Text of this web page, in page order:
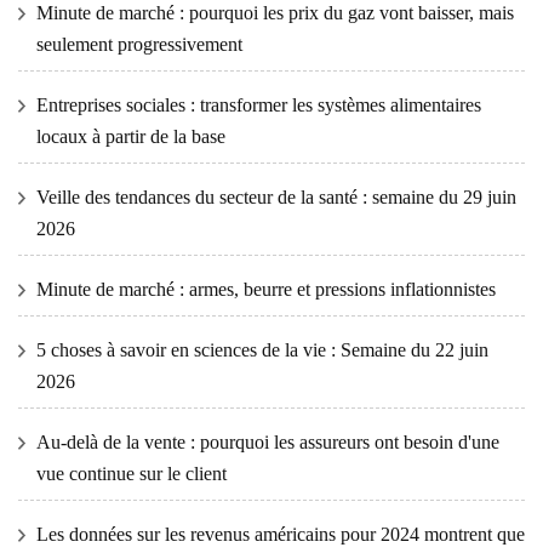
Minute de marché : pourquoi les prix du gaz vont baisser, mais
seulement progressivement
Entreprises sociales : transformer les systèmes alimentaires
locaux à partir de la base
Veille des tendances du secteur de la santé : semaine du 29 juin
2026
Minute de marché : armes, beurre et pressions inflationnistes
5 choses à savoir en sciences de la vie : Semaine du 22 juin
2026
Au-delà de la vente : pourquoi les assureurs ont besoin d'une
vue continue sur le client
Les données sur les revenus américains pour 2024 montrent que